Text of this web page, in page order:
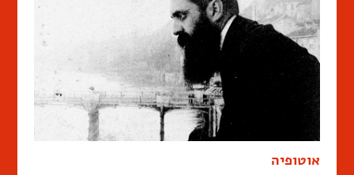
אוטופיה